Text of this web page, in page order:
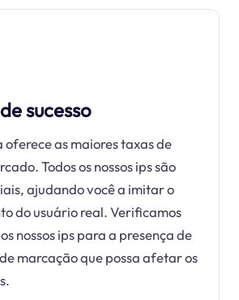
sucesso
oferece as maiores taxas de
Todos os nossos ips são
ajudando você a imitar o
do usuário real. Verificamos
nossos ips para a presença de
marcação que possa afetar os